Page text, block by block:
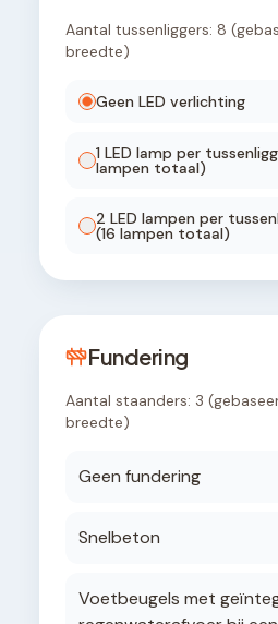
Aantal tussenliggers: 8
breedte)
Geen LED verlichting
1 LED lamp per
lampen totaal)
2 LED lampen per
(16 lampen totaal)
Fundering
Aantal staanders: 3
breedte)
Geen fundering
Snelbeton
Voetbeugels met